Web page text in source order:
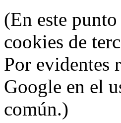
(En este
cookies de
Por evidentes
Google en el
común.)